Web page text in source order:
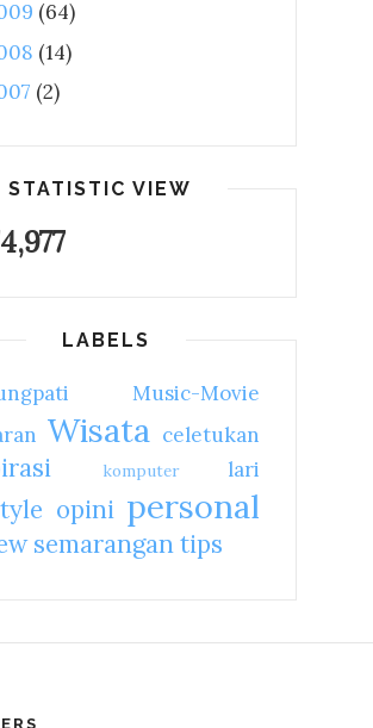
(64)
(14)
(2)
STATISTIC VIEW
LABELS
Music-Movie
Wisata celetukan
komputer lari
opini personal
semarangantips